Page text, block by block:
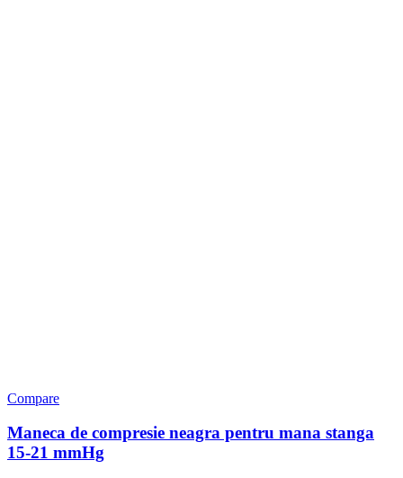
Compare
Maneca de compresie neagra pentru mana stanga
15-21 mmHg